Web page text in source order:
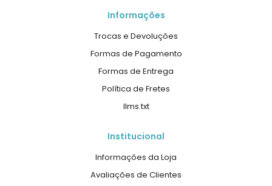
Informações
Trocas e Devoluções
Formas de Pagamento
Formas de Entrega
Política de Fretes
llms.txt
Institucional
Informações da Loja
Avaliações de Clientes